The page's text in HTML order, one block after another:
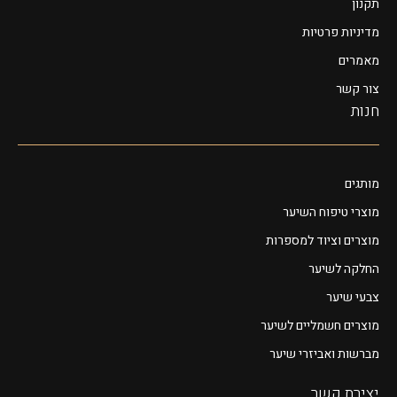
תקנון
מדיניות פרטיות
מאמרים
צור קשר
חנות
מותגים
מוצרי טיפוח השיער
מוצרים וציוד למספרות
החלקה לשיער
צבעי שיער
מוצרים חשמליים לשיער
מברשות ואביזרי שיער